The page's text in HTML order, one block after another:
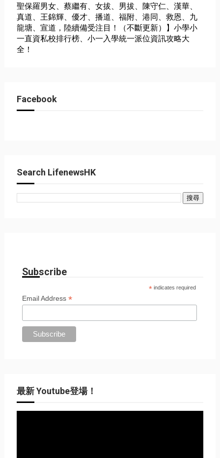
聖保羅男女、蔡繼有、女拔、男拔、陳守仁、漢華、
真道、王錦輝、優才、播道、福附、港同、救恩、九
龍塘、宣道，陸續備受注目！（不斷更新）】小學小
一直資私校排行榜、小一入學統一派位資訊攻略大
全！
Facebook
Search LifenewsHK
Subscribe
* indicates required
Email Address*
最新 Youtube登場！